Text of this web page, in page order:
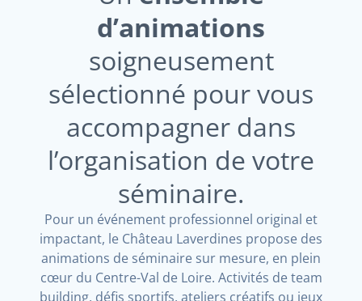
d’animations
soigneusement
sélectionné pour vous
accompagner dans
l’organisation de votre
séminaire.
Pour un événement professionnel original et
impactant, le Château Laverdines propose des
animations de séminaire sur mesure, en plein
cœur du Centre-Val de Loire. Activités de team
building, défis sportifs, ateliers créatifs ou jeux